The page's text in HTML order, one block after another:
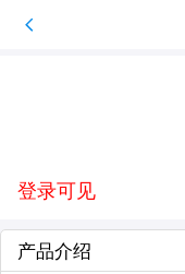
登录可见
产品介绍